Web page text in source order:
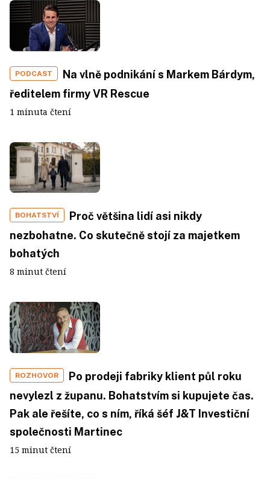
PODCAST
Na vlně podnikání s Markem Bárdym,
ředitelem firmy VR Rescue
1 minuta čtení
BOHATSTVÍ
Proč většina lidí asi nikdy
nezbohatne. Co skutečně stojí za majetkem
bohatých
8 minut čtení
ROZHOVOR
Po prodeji fabriky klient půl roku
nevylezl z županu. Bohatstvím si kupujete čas.
Pak ale řešíte, co s ním, říká šéf J&T Investiční
společnosti Martinec
15 minut čtení